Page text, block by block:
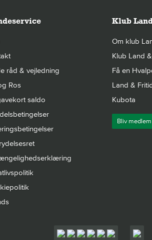
råd & vejledning
Ros
saldo
Klub
Om klub
Klub Land
Få en
Land &
Kubota
Bliv medlem